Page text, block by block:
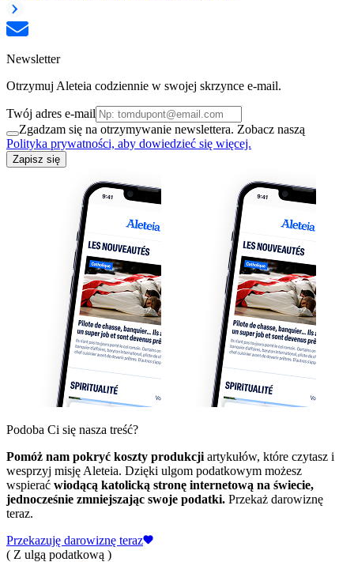
Newsletter
Otrzymuj Aleteia codziennie w swojej skrzynce e-mail.
Twój adres e-mail
Zgadzam się na otrzymywanie newslettera. Zobacz naszą
Polityka prywatności, aby dowiedzieć się więcej.
Zapisz się
Podoba Ci się nasza treść?
Pomóż nam pokryć koszty produkcji artykułów, które czytasz i
wesprzyj misję Aleteia. Dzięki ulgom podatkowym możesz
wspierać wiodącą katolicką stronę internetową na świecie,
jednocześnie zmniejszając swoje podatki. Przekaż darowiznę
teraz.
Przekazuję darowiznę teraz
( Z ulgą podatkową )